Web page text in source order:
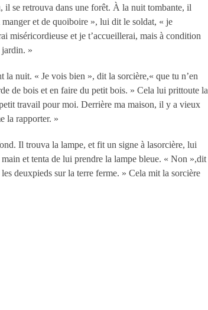
il se retrouva dans une forêt. À la nuit tombante, il
et de quoiboire », lui dit le soldat, « je
miséricordieuse et je t’accueillerai, mais à condition
jardin. »
nuit. « Je vois bien », dit la sorcière,« que tu n’en
de bois et en faire du petit bois. » Cela lui prittoute la
travail pour moi. Derrière ma maison, il y a vieux
la rapporter. »
Il trouva la lampe, et fit un signe à lasorcière, lui
et tenta de lui prendre la lampe bleue. « Non »,dit
deuxpieds sur la terre ferme. » Cela mit la sorcière